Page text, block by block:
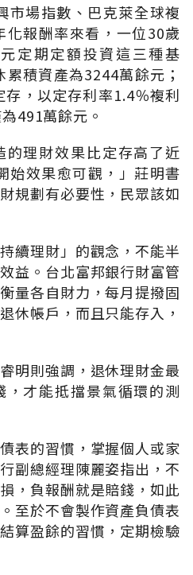
市場指數、巴克萊全球複
化報酬率來看，一位30歲
定期定額投資這三種基
積資產為3244萬餘元；
，以定存利率1.4％複利
491萬餘元。
的理財效果比定存高了近
始效果愈可觀，」莊明書
規劃有必要性，民眾該如
續理財」的觀念，不能半
益。台北富邦銀行財富管
量各自財力，每月提撥固
休帳戶，而且只能存入，
明則強調，退休理財金最
才能抵擋景氣循環的測
表的習慣，掌握個人或家
副總經理陳麗姿指出，不
，負報酬就是賠錢，如此
至於不會製作資產負債表
算盈餘的習慣，定期檢驗